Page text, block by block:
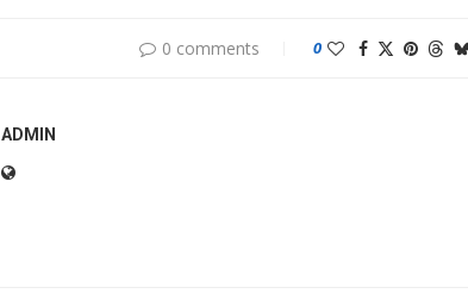
0 comments 0
ADMIN